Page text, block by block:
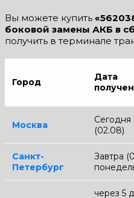
Вы можете купить
боковой замены АКБ в
получить в терминале
Город
Дата
Москва
Сегодня
(02.08)
Санкт-
Петербург
Завтра
через 5